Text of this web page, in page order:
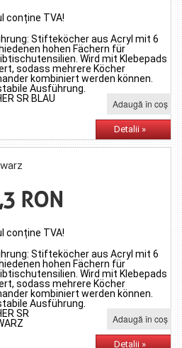
conține TVA!
Stifteköcher aus Acryl mit 6
hohen Fächern für
Wird mit Klebepads
sodass mehrere Köcher
kombiniert werden können.
Ausführung.
SR BLAU
Adaugă în coş
Detalii »
RON
conține TVA!
Stifteköcher aus Acryl mit 6
hohen Fächern für
Wird mit Klebepads
sodass mehrere Köcher
kombiniert werden können.
Ausführung.
SR
Adaugă în coş
Detalii »